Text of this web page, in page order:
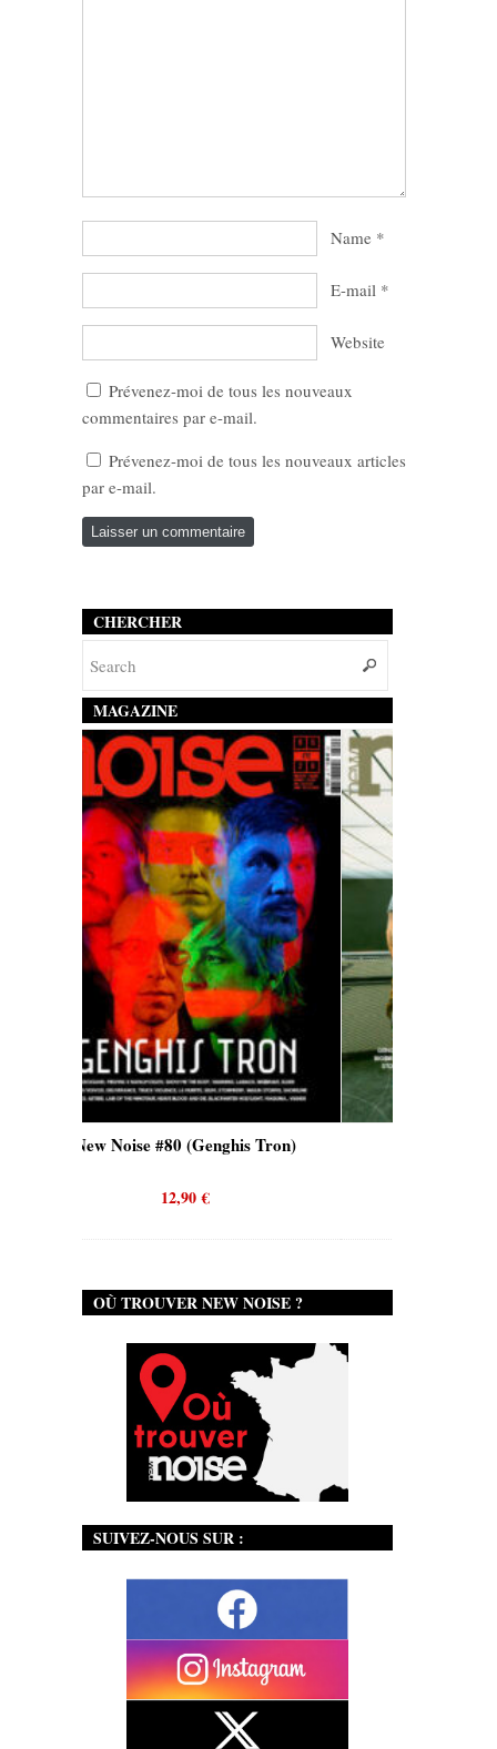
Name *
E-mail *
Website
Prévenez-moi de tous les nouveaux
commentaires par e-mail.
Prévenez-moi de tous les nouveaux articles
par e-mail.
CHERCHER
MAGAZINE
(Genghis Tron) New Noise #80 (Quicksand)
OÙ TROUVER NEW NOISE ?
SUIVEZ-NOUS SUR :